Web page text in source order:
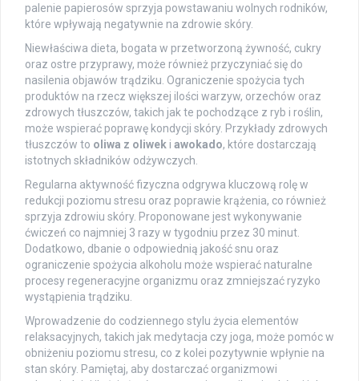
palenie papierosów sprzyja powstawaniu wolnych rodników,
które wpływają negatywnie na zdrowie skóry.
Niewłaściwa dieta, bogata w przetworzoną żywność, cukry
oraz ostre przyprawy, może również przyczyniać się do
nasilenia objawów trądziku. Ograniczenie spożycia tych
produktów na rzecz większej ilości warzyw, orzechów oraz
zdrowych tłuszczów, takich jak te pochodzące z ryb i roślin,
może wspierać poprawę kondycji skóry. Przykłady zdrowych
tłuszczów to oliwa z oliwek i awokado, które dostarczają
istotnych składników odżywczych.
Regularna aktywność fizyczna odgrywa kluczową rolę w
redukcji poziomu stresu oraz poprawie krążenia, co również
sprzyja zdrowiu skóry. Proponowane jest wykonywanie
ćwiczeń co najmniej 3 razy w tygodniu przez 30 minut.
Dodatkowo, dbanie o odpowiednią jakość snu oraz
ograniczenie spożycia alkoholu może wspierać naturalne
procesy regeneracyjne organizmu oraz zmniejszać ryzyko
wystąpienia trądziku.
Wprowadzenie do codziennego stylu życia elementów
relaksacyjnych, takich jak medytacja czy joga, może pomóc w
obniżeniu poziomu stresu, co z kolei pozytywnie wpłynie na
stan skóry. Pamiętaj, aby dostarczać organizmowi